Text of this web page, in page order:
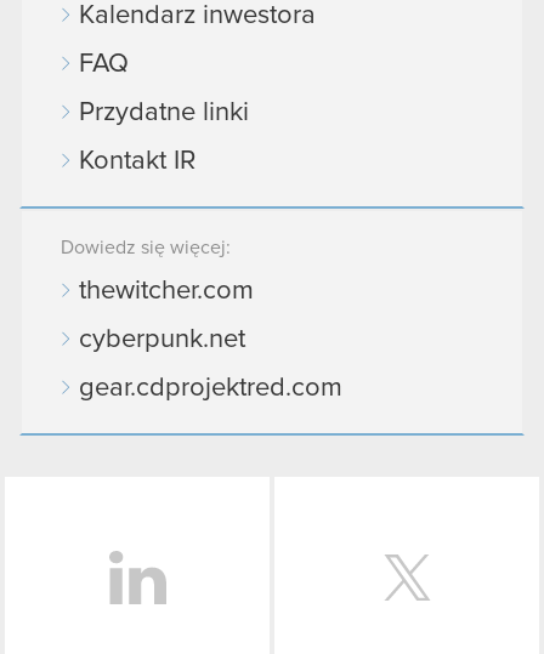
Kalendarz inwestora
FAQ
Przydatne linki
Kontakt IR
Dowiedz się więcej:
thewitcher.com
cyberpunk.net
gear.cdprojektred.com